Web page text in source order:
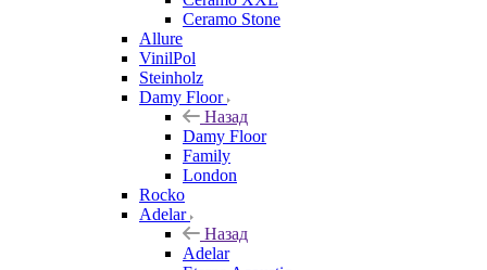
Ceramo Stone
Allure
VinilPol
Steinholz
Damy Floor
Назад
Damy Floor
Family
London
Rocko
Adelar
Назад
Adelar